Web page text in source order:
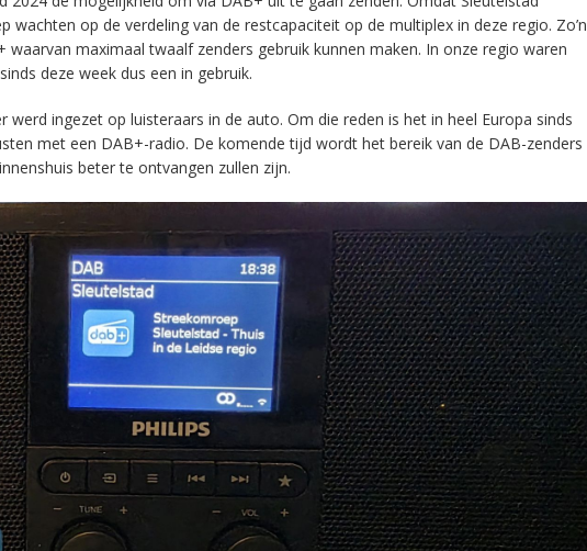
op de verdeling van de restcapaciteit op de multiplex in deze regio. Zo’n
maximaal twaalf zenders gebruik kunnen maken. In onze regio waren
deze week dus een in gebruik.
ingezet op luisteraars in de auto. Om die reden is het in heel Europa sinds
met een DAB+-radio. De komende tijd wordt het bereik van de DAB-zenders
beter te ontvangen zullen zijn.